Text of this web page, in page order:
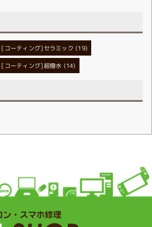
[コーティング]セラミック (19)
[コーティング]超撥水 (14)